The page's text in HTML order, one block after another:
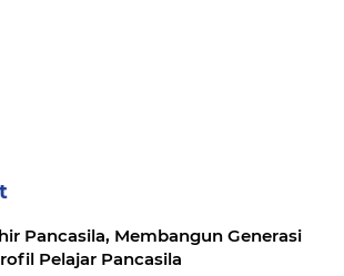
Pancasila, Membangun Generasi
Pelajar Pancasila